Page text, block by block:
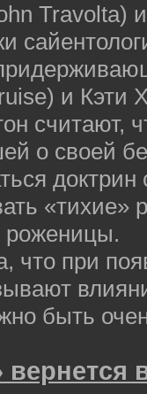
Travolta)
и Кэти
считают,
о своей
доктрин
«тихие»
роженицы.
что при
быть